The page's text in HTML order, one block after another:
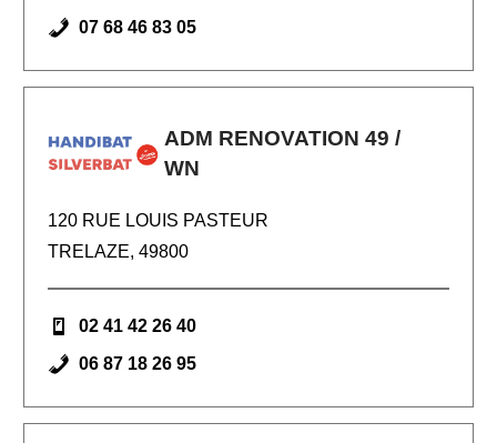
07 68 46 83 05
ADM RENOVATION 49 /
WN
120 RUE LOUIS PASTEUR
TRELAZE, 49800
02 41 42 26 40
06 87 18 26 95